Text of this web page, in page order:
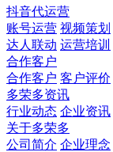
抖音代运营
账号运营 视频策划
达人联动 运营培训
合作客户
合作客户 客户评价
多荣多资讯
行业动态 企业资讯
关于多荣多
公司简介 企业理念